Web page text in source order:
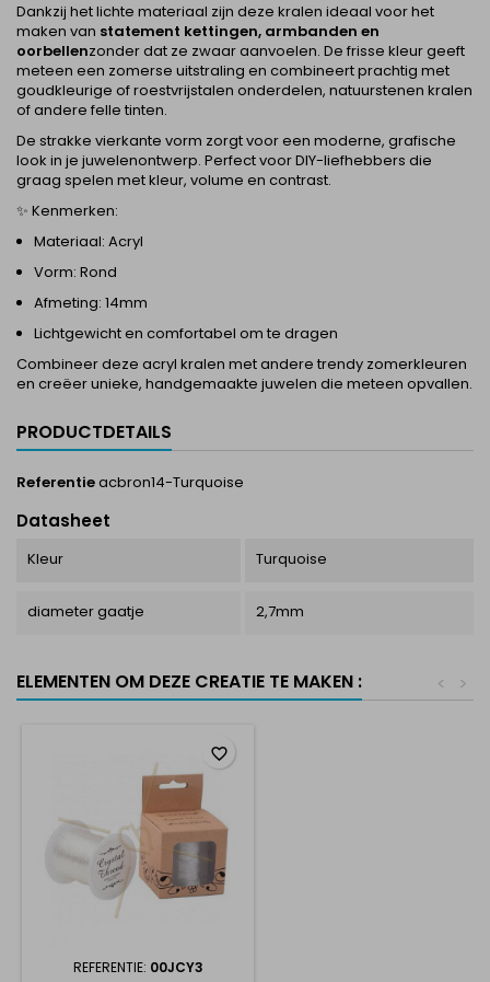
Dankzij het lichte materiaal zijn deze kralen ideaal voor het
maken van statement kettingen, armbanden en
oorbellenzonder dat ze zwaar aanvoelen. De frisse kleur geeft
meteen een zomerse uitstraling en combineert prachtig met
goudkleurige of roestvrijstalen onderdelen, natuurstenen kralen
of andere felle tinten.
De strakke vierkante vorm zorgt voor een moderne, grafische
look in je juwelenontwerp. Perfect voor DIY-liefhebbers die
graag spelen met kleur, volume en contrast.
✨ Kenmerken:
Materiaal: Acryl
Vorm: Rond
Afmeting: 14mm
Lichtgewicht en comfortabel om te dragen
Combineer deze acryl kralen met andere trendy zomerkleuren
en creëer unieke, handgemaakte juwelen die meteen opvallen.
PRODUCTDETAILS
Referentieacbron14-Turquoise
Datasheet
Kleur Turquoise
diameter gaatje 2,7mm
ELEMENTEN OM DEZE CREATIE TE MAKEN : >
<
REFERENTIE: 00JCY3
favorite_border